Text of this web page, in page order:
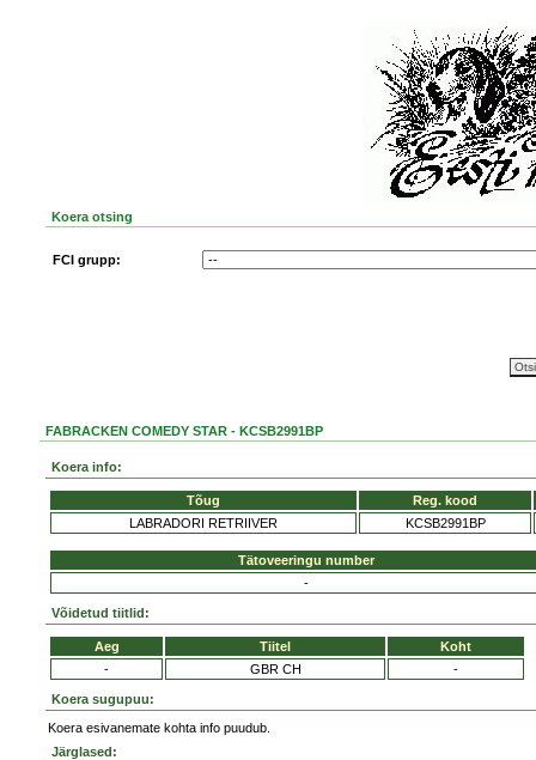
Koera otsing
FCI grupp:
FABRACKEN COMEDY STAR - KCSB2991BP
Koera info:
Tõug
Reg. kood
LABRADORI RETRIIVER
KCSB2991BP
Tätoveeringu number
-
Võidetud tiitlid:
Aeg Tiitel
Koht
-
GBR CH -
Koera sugupuu:
Koera esivanemate kohta info puudub.
Järglased: